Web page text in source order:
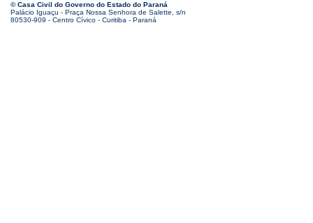
© Casa Civil do Governo do Estado do Paraná
Palácio Iguaçu - Praça Nossa Senhora de Salette, s/n
80530-909 - Centro Cívico - Curitiba - Paraná